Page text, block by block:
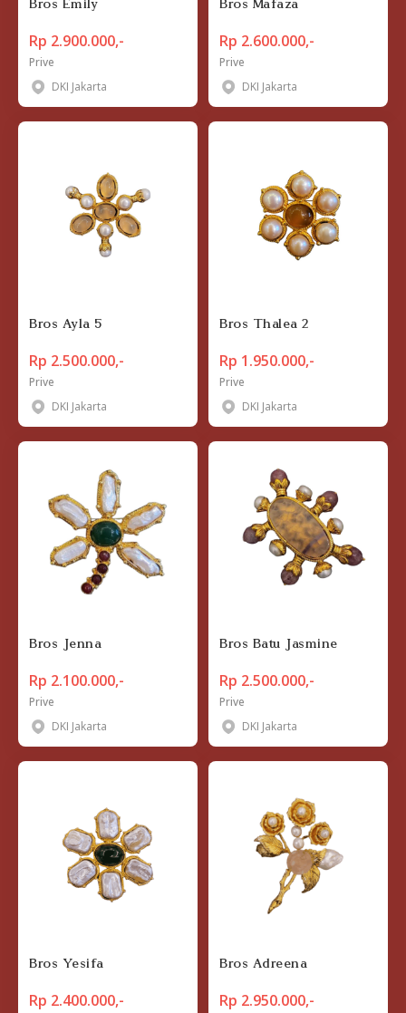
Bros Emily
Rp 2.900.000,-
Prive
DKI Jakarta
Bros Mafaza
Rp 2.600.000,-
Prive
DKI Jakarta
Bros Ayla 5
Rp 2.500.000,-
Prive
DKI Jakarta
Bros Thalea 2
Rp 1.950.000,-
Prive
DKI Jakarta
Bros Jenna
Rp 2.100.000,-
Prive
DKI Jakarta
Bros Batu Jasmine
Rp 2.500.000,-
Prive
DKI Jakarta
Bros Yesifa
Rp 2.400.000,-
Bros Adreena
Rp 2.950.000,-